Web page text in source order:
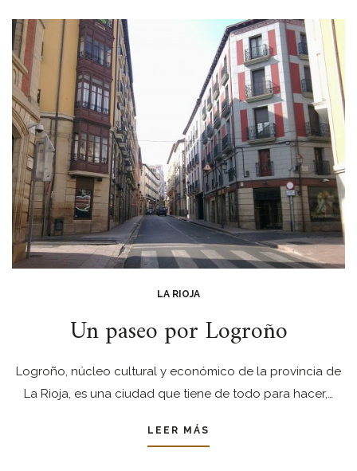
LA RIOJA
Un paseo por Logroño
Logroño, núcleo cultural y económico de la provincia de
La Rioja, es una ciudad que tiene de todo para hacer,…
LEER MÁS